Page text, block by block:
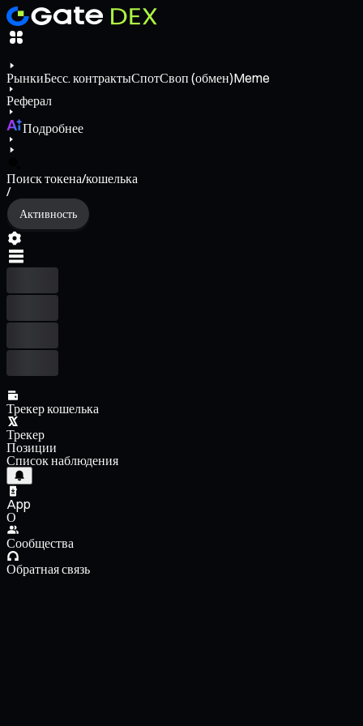
РынкиБесс. контрактыСпотСвоп (обмен)Meme
Реферал
Подробнее
Поиск токена/кошелька
/
Активность
Трекер кошелька
Трекер
Позиции
Список наблюдения
App
О
Сообщества
Обратная связь